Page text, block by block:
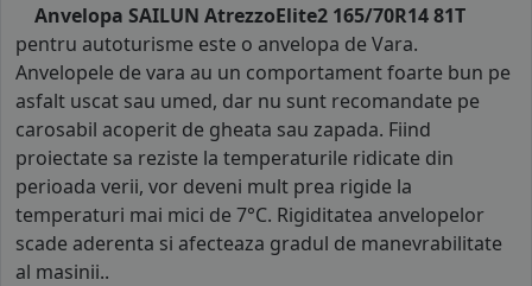
Anvelopa SAILUN AtrezzoElite2 165/70R14 81T
pentru autoturisme este o anvelopa de Vara.
Anvelopele de vara au un comportament foarte bun pe
asfalt uscat sau umed, dar nu sunt recomandate pe
carosabil acoperit de gheata sau zapada. Fiind
proiectate sa reziste la temperaturile ridicate din
perioada verii, vor deveni mult prea rigide la
temperaturi mai mici de 7°C. Rigiditatea anvelopelor
scade aderenta si afecteaza gradul de manevrabilitate
al masinii..